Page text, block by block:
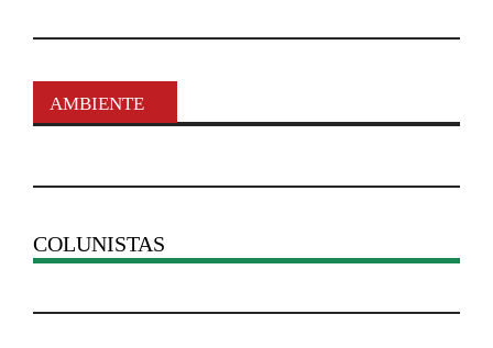
AMBIENTE
COLUNISTAS